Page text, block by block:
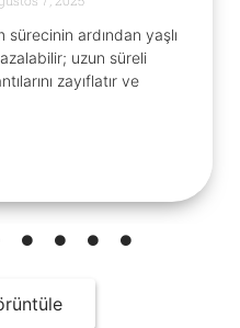
ardından yaşlı
uzun süreli
zayıflatır ve